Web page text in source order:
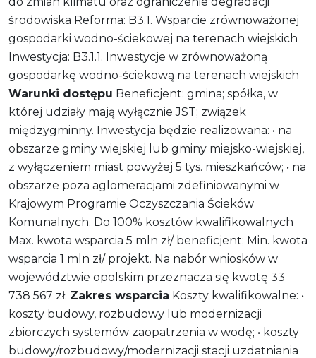
środowiska Reforma: B3.1. Wsparcie zrównoważonej
gospodarki wodno-ściekowej na terenach wiejskich
Inwestycja: B3.1.1. Inwestycje w zrównoważoną
gospodarkę wodno-ściekową na terenach wiejskich
Warunki dostępu Beneficjent: gmina; spółka, w
której udziały mają wyłącznie JST; związek
międzygminny. Inwestycja będzie realizowana: • na
obszarze gminy wiejskiej lub gminy miejsko-wiejskiej,
z wyłączeniem miast powyżej 5 tys. mieszkańców; • na
obszarze poza aglomeracjami zdefiniowanymi w
Krajowym Programie Oczyszczania Ścieków
Komunalnych. Do 100% kosztów kwalifikowalnych
Max. kwota wsparcia 5 mln zł/ beneficjent; Min. kwota
wsparcia 1 mln zł/ projekt. Na nabór wniosków w
województwie opolskim przeznacza się kwotę 33
738 567 zł. Zakres wsparcia Koszty kwalifikowalne: •
koszty budowy, rozbudowy lub modernizacji
zbiorczych systemów zaopatrzenia w wodę; • koszty
budowy/rozbudowy/modernizacji stacji uzdatniania